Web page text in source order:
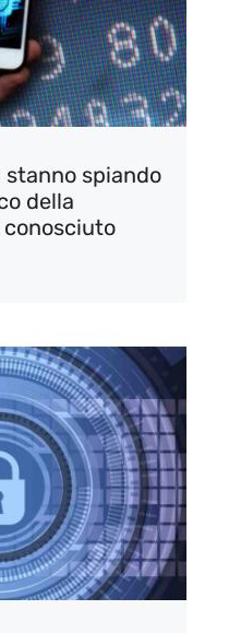
stanno spiando
della